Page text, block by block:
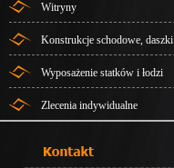
Witryny
Konstrukcje schodowe, daszki
Wyposażenie statków i łodzi
Zlecenia indywidualne